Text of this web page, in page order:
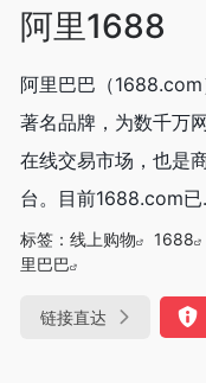
阿里1688
阿里巴巴（
著名品牌，为数千万
在线交易市场，也是
台。目前1688.com已
标签： 线上购物 1688
里巴巴
链接直达